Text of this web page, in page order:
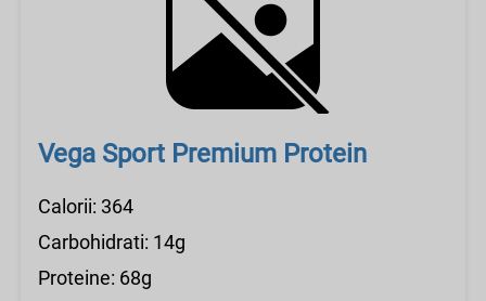
Vega Sport Premium Protein
Calorii: 364
Carbohidrati: 14g
Proteine: 68g